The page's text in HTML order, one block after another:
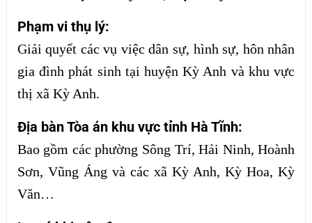
Phạm vi thụ lý:
Giải quyết các vụ việc dân sự, hình sự, hôn nhân
gia đình phát sinh tại huyện Kỳ Anh và khu vực
thị xã Kỳ Anh.
Địa bàn Tòa án khu vực tỉnh Hà Tĩnh:
Bao gồm các phường Sông Trí, Hải Ninh, Hoành
Sơn, Vũng Áng và các xã Kỳ Anh, Kỳ Hoa, Kỳ
Văn…